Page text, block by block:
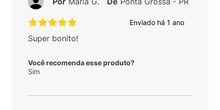
Enviado há 1 ano
Super bonito!
Você recomenda esse produto?
Sim